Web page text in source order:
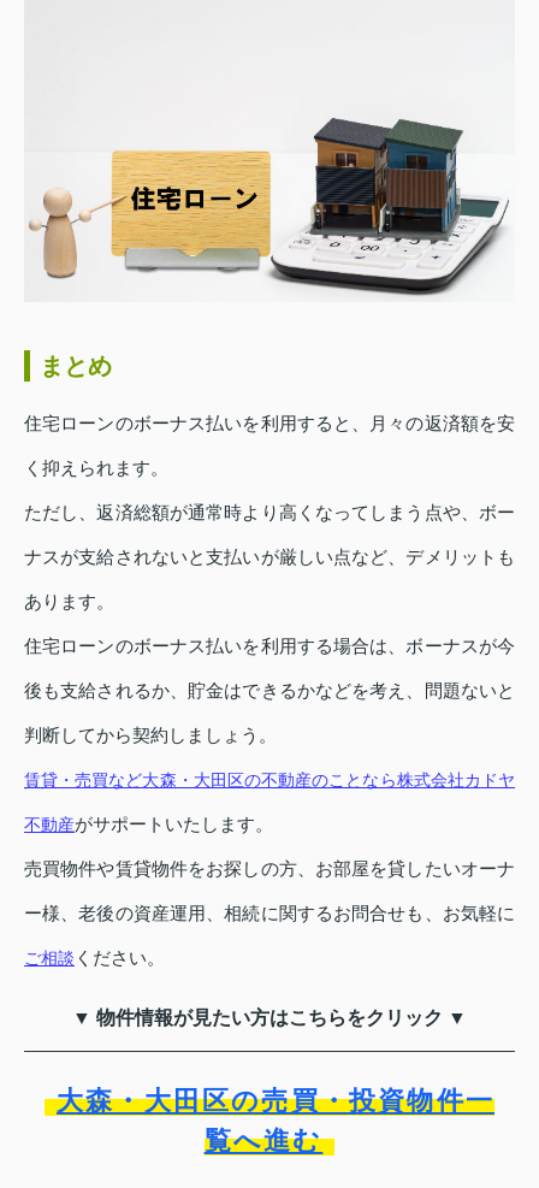
まとめ
住宅ローンのボーナス払いを利用すると、月々の返済額を安
く抑えられます。
ただし、返済総額が通常時より高くなってしまう点や、ボー
ナスが支給されないと支払いが厳しい点など、デメリットも
あります。
住宅ローンのボーナス払いを利用する場合は、ボーナスが今
後も支給されるか、貯金はできるかなどを考え、問題ないと
判断してから契約しましょう。
賃貸・売買など大森・大田区の不動産のことなら株式会社カドヤ
不動産がサポートいたします。
売買物件や賃貸物件をお探しの方、お部屋を貸したいオーナ
ー様、老後の資産運用、相続に関するお問合せも、お気軽に
ご相談 ください。
▼ 物件情報が見たい方はこちらをクリック ▼
大森・大田区の売買・投資物件一
覧へ進む